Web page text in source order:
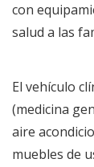
con
salud a las
El vehículo
(medicina
aire
muebles de